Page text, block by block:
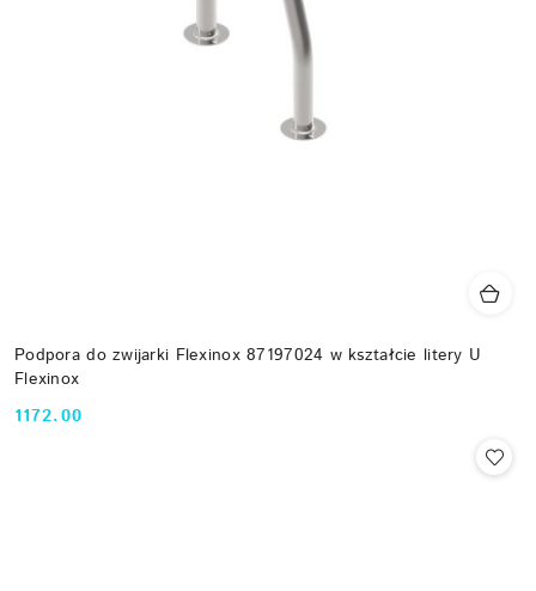
Podpora do zwijarki Flexinox 87197024 w kształcie litery U
Flexinox
Cena:
1172.00